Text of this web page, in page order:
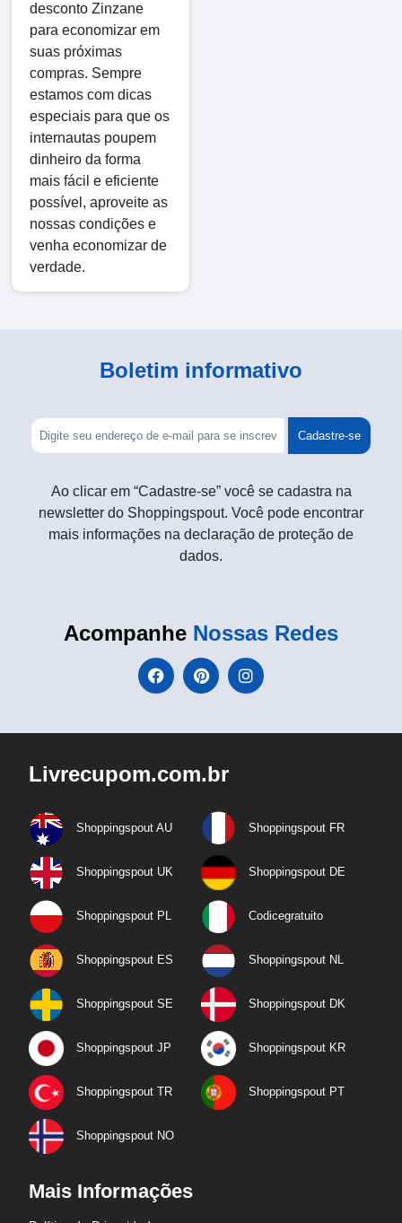
desconto Zinzane
para economizar em
suas próximas
compras. Sempre
estamos com dicas
especiais para que os
internautas poupem
dinheiro da forma
mais fácil e eficiente
possível, aproveite as
nossas condições e
venha economizar de
verdade.
Boletim informativo
Cadastre-se
Ao clicar em “Cadastre-se” você se cadastra na
newsletter do Shoppingspout. Você pode encontrar
mais informações na declaração de proteção de
dados.
Acompanhe Nossas Redes
Livrecupom.com.br
Shoppingspout AU Shoppingspout FR
Shoppingspout UK Shoppingspout DE
Shoppingspout PL Codicegratuito
Shoppingspout ES Shoppingspout NL
Shoppingspout SE Shoppingspout DK
Shoppingspout JP Shoppingspout KR
Shoppingspout TR Shoppingspout PT
Shoppingspout NO
Mais Informações